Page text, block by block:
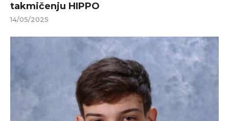
takmičenju HIPPO
14/05/2025